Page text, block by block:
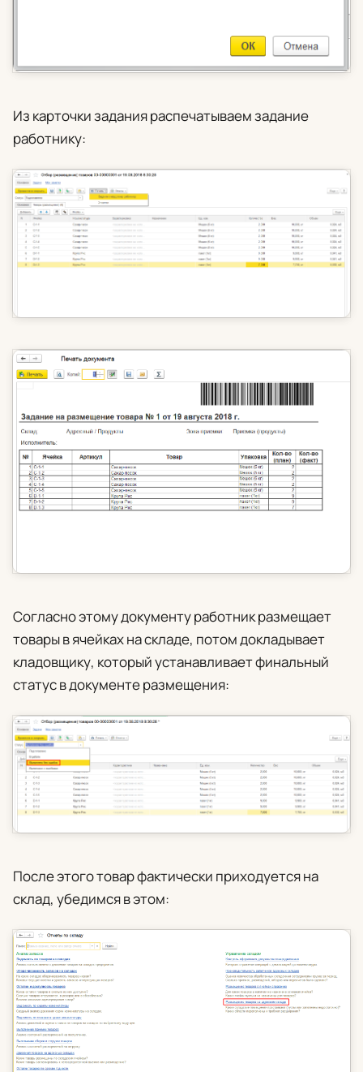
Из карточки задания распечатываем задание
работнику:
Согласно этому документу работник размещает
товары в ячейках на складе, потом докладывает
кладовщику, который устанавливает финальный
статус в документе размещения:
После этого товар фактически приходуется на
склад, убедимся в этом: